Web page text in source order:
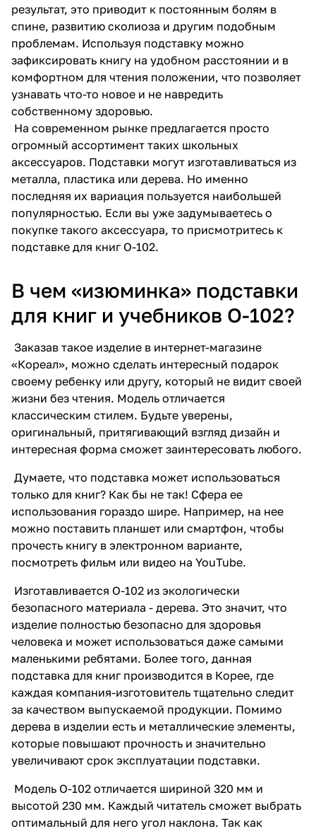
результат, это приводит к постоянным болям в
спине, развитию сколиоза и другим подобным
проблемам. Используя подставку можно
зафиксировать книгу на удобном расстоянии и в
комфортном для чтения положении, что позволяет
узнавать что-то новое и не навредить
собственному здоровью.
На современном рынке предлагается просто
огромный ассортимент таких школьных
аксессуаров. Подставки могут изготавливаться из
металла, пластика или дерева. Но именно
последняя их вариация пользуется наибольшей
популярностью. Если вы уже задумываетесь о
покупке такого аксессуара, то присмотритесь к
подставке для книг О-102.
В чем «изюминка» подставки
для книг и учебников О-102?
Заказав такое изделие в интернет-магазине
«Кореал», можно сделать интересный подарок
своему ребенку или другу, который не видит своей
жизни без чтения. Модель отличается
классическим стилем. Будьте уверены,
оригинальный, притягивающий взгляд дизайн и
интересная форма сможет заинтересовать любого.
Думаете, что подставка может использоваться
только для книг? Как бы не так! Сфера ее
использования гораздо шире. Например, на нее
можно поставить планшет или смартфон, чтобы
прочесть книгу в электронном варианте,
посмотреть фильм или видео на YouTube.
Изготавливается О-102 из экологически
безопасного материала - дерева. Это значит, что
изделие полностью безопасно для здоровья
человека и может использоваться даже самыми
маленькими ребятами. Более того, данная
подставка для книг производится в Корее, где
каждая компания-изготовитель тщательно следит
за качеством выпускаемой продукции. Помимо
дерева в изделии есть и металлические элементы,
которые повышают прочность и значительно
увеличивают срок эксплуатации подставки.
Модель О-102 отличается шириной 320 мм и
высотой 230 мм. Каждый читатель сможет выбрать
оптимальный для него угол наклона. Так как